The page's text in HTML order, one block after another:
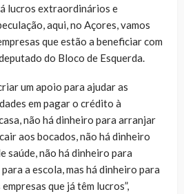
lucros extraordinários e
aqui, no Açores, vamos
que estão a beneficiar com
do Bloco de Esquerda.
um apoio para ajudar as
em pagar o crédito à
não há dinheiro para arranjar
aos bocados, não há dinheiro
saúde, não há dinheiro para
a escola, mas há dinheiro para
que já têm lucros”,